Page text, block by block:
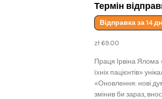
Термін
Відправка за 14
zł69.00
Праця Ірвіна Ялома
їхніх пацієнтів»
«Оновлення: нові
змінив би зараз,